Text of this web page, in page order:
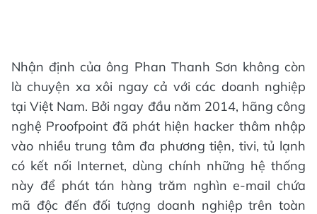
Nhận định của ông Phan Thanh Sơn không còn
là chuyện xa xôi ngay cả với các doanh nghiệp
tại Việt Nam. Bởi ngay đầu năm 2014, hãng công
nghệ Proofpoint đã phát hiện hacker thâm nhập
vào nhiều trung tâm đa phương tiện, tivi, tủ lạnh
có kết nối Internet, dùng chính những hệ thống
này để phát tán hàng trăm nghìn e-mail chứa
mã độc đến đối tượng doanh nghiệp trên toàn